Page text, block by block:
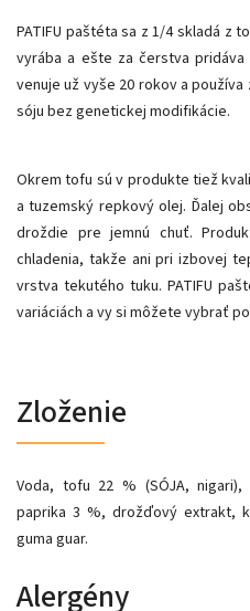
PATIFU paštéta sa z 1/4 skladá z
vyrába a ešte za čerstva
venuje už vyše 20 rokov a
sóju bez genetickej modifikácie.
Okrem tofu sú v produkte tiež
a tuzemský repkový olej. Ďalej
droždie pre jemnú chuť.
chladenia, takže ani pri izbovej
vrstva tekutého tuku. PATIFU
variáciách a vy si môžete vybrať
Zloženie
Voda, tofu 22 % (SÓJA,
paprika 3 %, drožďový extrakt,
guma guar.
Alergény